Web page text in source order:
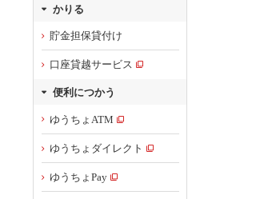
かりる
貯金担保貸付け
口座貸越サービス
便利につかう
ゆうちょATM
ゆうちょダイレクト
ゆうちょPay